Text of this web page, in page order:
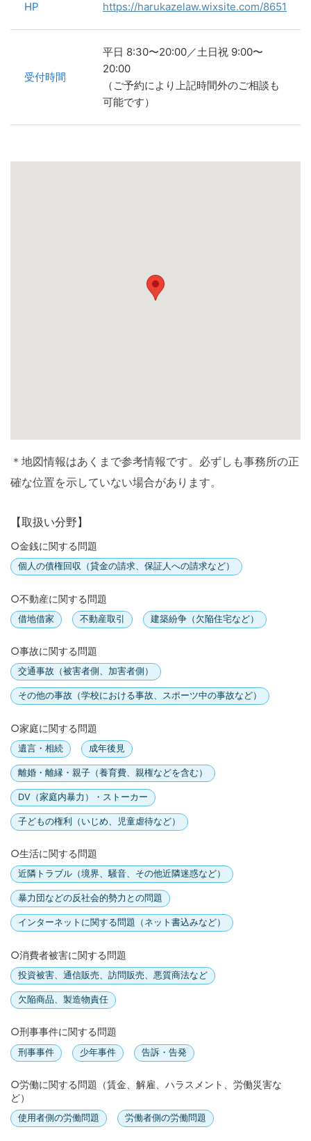
HP https://harukazelaw.wixsite.com/8651
受付時間
平日 8:30〜20:00／土日祝 9:00〜
20:00
（ご予約により上記時間外のご相談も
可能です）
＊地図情報はあくまで参考情報です。必ずしも事務所の正
確な位置を示していない場合があります。
【取扱い分野】
○金銭に関する問題
個人の債権回収（貸金の請求、保証人への請求など）
○不動産に関する問題
借地借家 不動産取引 建築紛争（欠陥住宅など）
○事故に関する問題
交通事故（被害者側、加害者側）
その他の事故（学校における事故、スポーツ中の事故など）
○家庭に関する問題
遺言・相続 成年後見
離婚・離縁・親子（養育費、親権などを含む）
DV（家庭内暴力）・ストーカー
子どもの権利（いじめ、児童虐待など）
○生活に関する問題
近隣トラブル（境界、騒音、その他近隣迷惑など）
暴力団などの反社会的勢力との問題
インターネットに関する問題（ネット書込みなど）
○消費者被害に関する問題
投資被害、通信販売、訪問販売、悪質商法など
欠陥商品、製造物責任
○刑事事件に関する問題
刑事事件 少年事件 告訴・告発
○労働に関する問題（賃金、解雇、ハラスメント、労働災害な
ど）
使用者側の労働問題 労働者側の労働問題